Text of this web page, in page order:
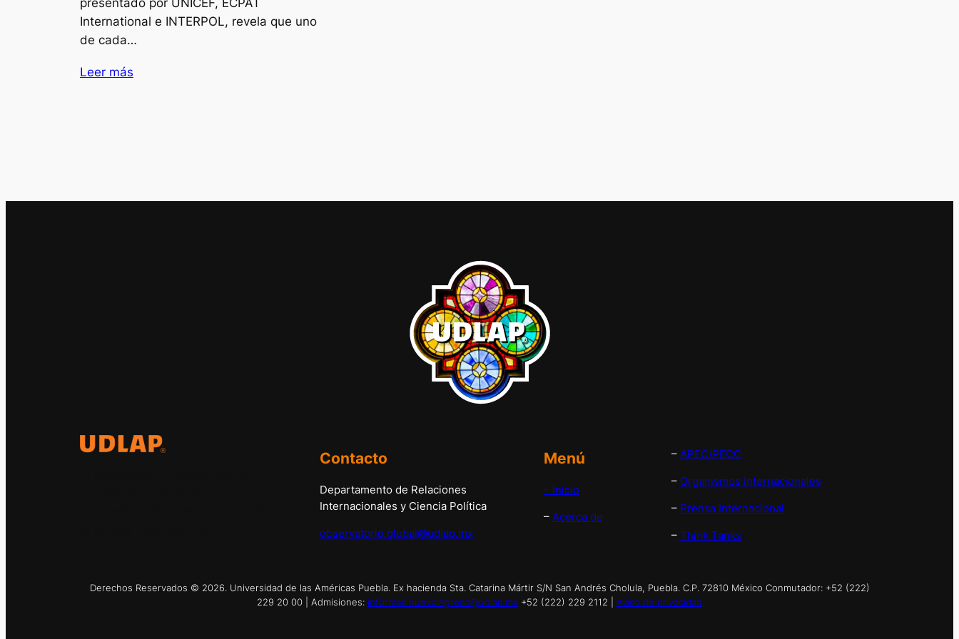
presentado por UNICEF, ECPAT
International e INTERPOL, revela que uno
de cada…
Leer más
Contacto
Departamento de Relaciones
Internacionales y Ciencia Política
observatorio.global@udlap.mx
Menú
– Inicio
– Acerca de
– APEC/PECC
– Organismos Internacionales
– Prensa Internacional
– Think Tanks
Derechos Reservados © 2026. Universidad de las Américas Puebla. Ex hacienda Sta. Catarina Mártir S/N San Andrés Cholula, Puebla. C.P. 72810 México Conmutador: +52 (222)
229 20 00 | Admisiones: informes.nuevoingreso@udlap.mx +52 (222) 229 2112 | Aviso de privacidad